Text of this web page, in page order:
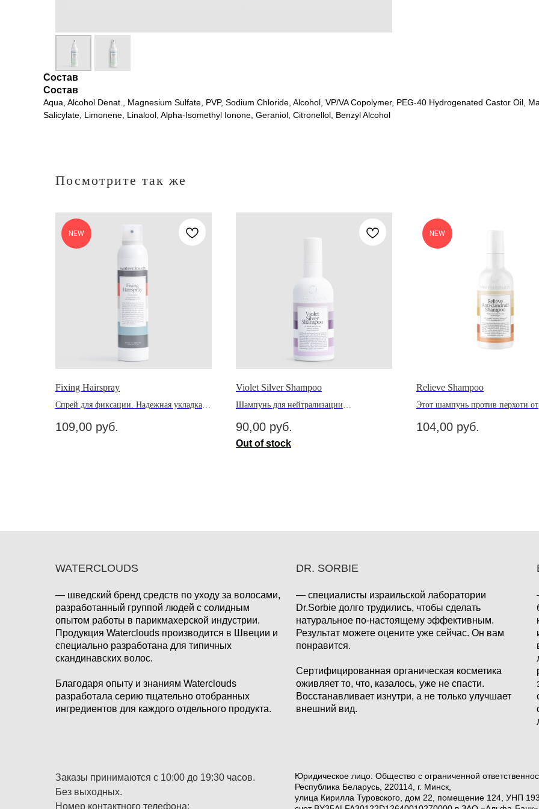
Состав
Состав
Aqua, Alcohol Denat., Magnesium Sulfate, PVP, Sodium Chloride, Alcohol, VP/VA Copolymer, PEG-40 Hydrogenated Castor Oil,
Salicylate, Limonene, Linalool, Alpha-Isomethyl Ionone, Geraniol, Citronellol, Benzyl Alcohol
Посмотрите так же
NEW
Fixing Hairspray
Спрей для фиксации. Надежная укладка
109,00 руб.
Violet Silver Shampoo
Шампунь для нейтрализации
седых волосах.
90,00 руб.
Out of stock
NEW
Relieve Shampoo
Этот шампунь против перхоти от
кожи головы и помогает
104,00 руб.
Заказы принимаются с 10:00 до 19:30 часов.
Без выходных.
Номер контактного телефона:
Юридическое лицо: Общество с ограниченной
Республика Беларусь, 220114, г. Минск,
улица Кирилла Туровского, дом 22, помещение 124, УНП
WATERCLOUDS
— шведский бренд средств по уходу за волосами,
разработанный группой людей с солидным
опытом работы в парикмахерской индустрии.
Продукция Waterclouds производится в Швеции и
специально разработана для типичных
скандинавских волос.
Благодаря опыту и знаниям Waterclouds
разработала серию тщательно отобранных
ингредиентов для каждого отдельного продукта.
DR. SORBIE
— специалисты израильской лаборатории
Dr.Sorbie долго трудились, чтобы сделать
натуральное по-настоящему эффективным.
Результат можете оцените уже сейчас. Он вам
понравится.
Сертифицированная органическая косметика
оживляет то, что, казалось, уже не спасти.
Восстанавливает изнутри, а не только улучшает
внешний вид.